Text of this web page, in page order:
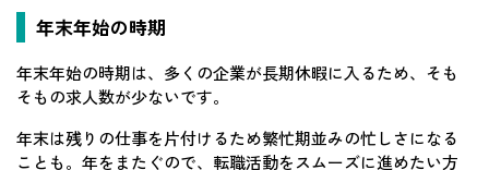
年末年始の時期
年末年始の時期は、多くの企業が長期休暇に入るため、そも
そもの求人数が少ないです。
年末は残りの仕事を片付けるため繁忙期並みの忙しさになる
ことも。年をまたぐので、転職活動をスムーズに進めたい方